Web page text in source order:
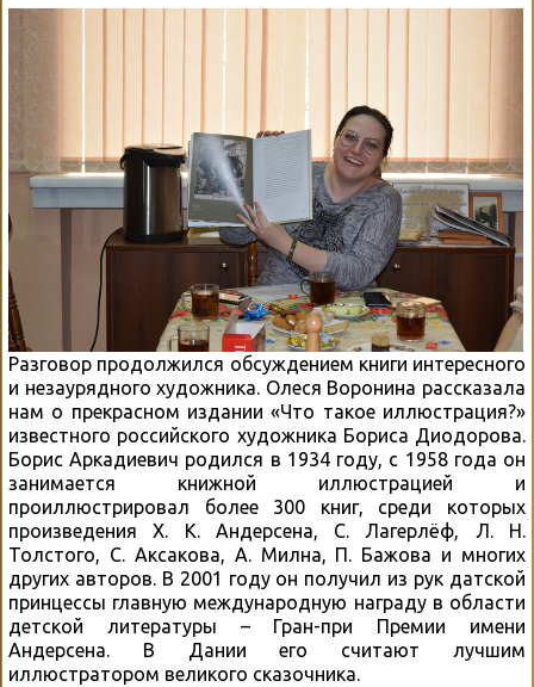
Разговор продолжился обсуждением книги интересного
и незаурядного художника. Олеся Воронина рассказала
нам о прекрасном издании «Что такое иллюстрация?»
известного российского художника Бориса Диодорова.
Борис Аркадиевич родился в 1934 году, с 1958 года он
занимается книжной иллюстрацией и
проиллюстрировал более 300 книг, среди которых
произведения Х. К. Андерсена, С. Лагерлёф, Л. Н.
Толстого, С. Аксакова, А. Милна, П. Бажова и многих
других авторов. В 2001 году он получил из рук датской
принцессы главную международную награду в области
детской литературы – Гран-при Премии имени
Андерсена. В Дании его считают лучшим
иллюстратором великого сказочника.